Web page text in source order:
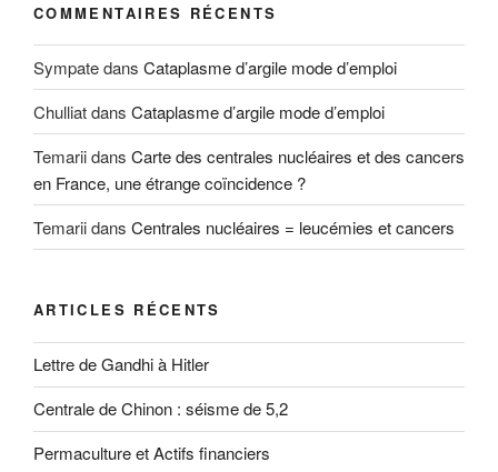
COMMENTAIRES RÉCENTS
Sympatedans Cataplasme d’argile mode d’emploi
Chulliatdans Cataplasme d’argile mode d’emploi
Temariidans Carte des centrales nucléaires et des cancers
en France, une étrange coïncidence ?
Temariidans Centrales nucléaires = leucémies et cancers
ARTICLES RÉCENTS
Lettre de Gandhi à Hitler
Centrale de Chinon : séisme de 5,2
Permaculture et Actifs financiers